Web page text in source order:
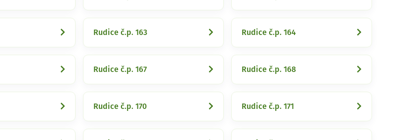
Rudice č.p. 163 Rudice č.p. 164
Rudice č.p. 167 Rudice č.p. 168
Rudice č.p. 170 Rudice č.p. 171